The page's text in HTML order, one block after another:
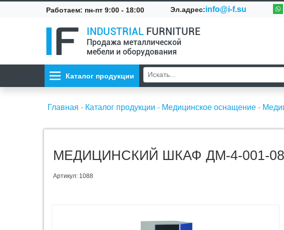
Работаем: пн-пт 9:00 - 18:00 Эл.адрес:info@i-f.su
INDUSTRIAL FURNITURE
Продажа металлической
мебели и оборудования
Каталог продукции
Главная - Каталог продукции - Медицинское оснащение -
МЕДИЦИНСКИЙ ШКАФ ДМ-4-001-08
Артикул: 1088